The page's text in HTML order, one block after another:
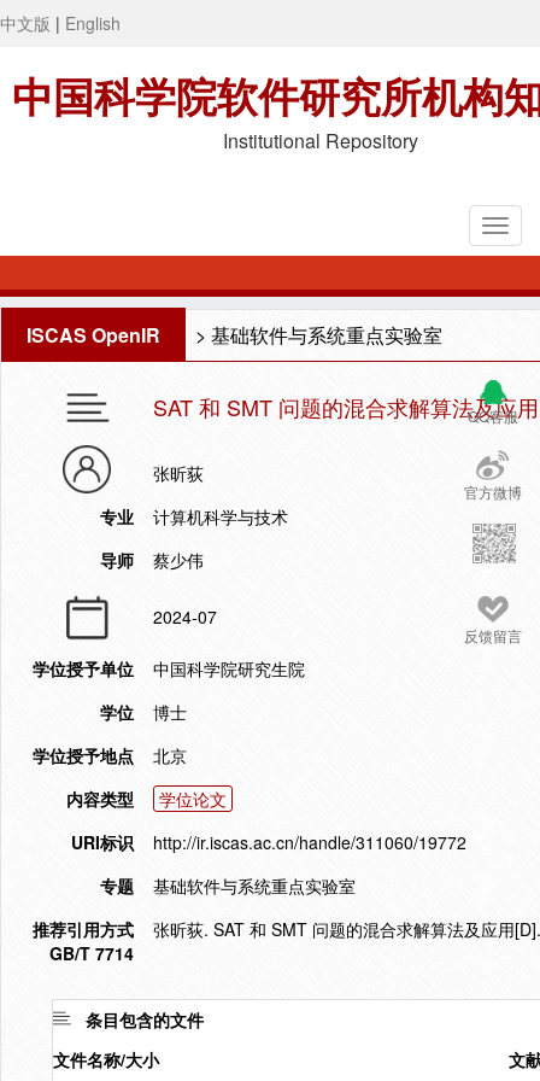
中文版 | English
中国科学院软件研究所机构
Institutional Repository
ISCAS OpenIR > 基础软件与系统重点实验室
QQ客服
官方微博
反馈留言
SAT 和 SMT 问题的混合求解算法及应用
张昕荻
专业
计算机科学与技术
导师
蔡少伟
2024-07
学位授予单位
中国科学院研究生院
学位
博士
学位授予地点
北京
内容类型
学位论文
URI标识
http://ir.iscas.ac.cn/handle/311060/19772
专题
基础软件与系统重点实验室
推荐引用方式
GB/T 7714
张昕荻. SAT 和 SMT 问题的混合求解算法及应用
条目包含的文件
文件名称/大小
文